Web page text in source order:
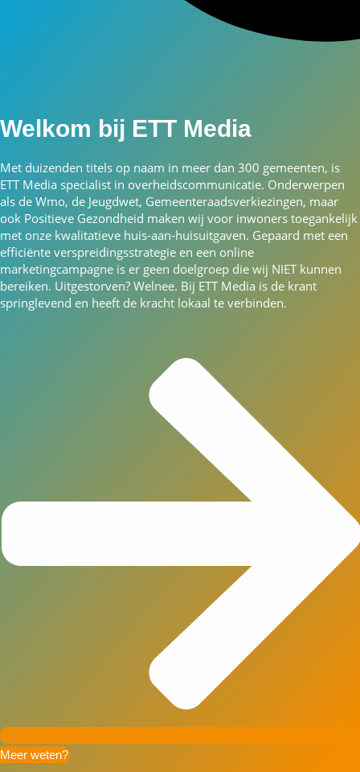
Welkom bij ETT Media
Met duizenden titels op naam in meer dan 300 gemeenten, is
ETT Media specialist in overheidscommunicatie. Onderwerpen
als de Wmo, de Jeugdwet, Gemeenteraadsverkiezingen, maar
ook Positieve Gezondheid maken wij voor inwoners toegankelijk
met onze kwalitatieve huis-aan-huisuitgaven. Gepaard met een
efficiënte verspreidingsstrategie en een online
marketingcampagne is er geen doelgroep die wij NIET kunnen
bereiken. Uitgestorven? Welnee. Bij ETT Media is de krant
springlevend en heeft de kracht lokaal te verbinden.
Meer weten?